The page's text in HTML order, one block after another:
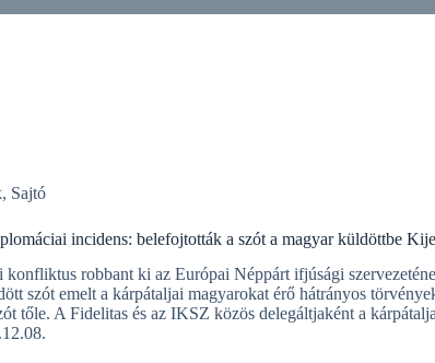
, Sajtó
incidens: belefojtották a szót a magyar küldöttbe
konfliktus robbant ki az Európai Néppárt ifjúsági
szót emelt a kárpátaljai magyarokat érő hátrányos
tőle. A Fidelitas és az IKSZ közös delegáltjaként a